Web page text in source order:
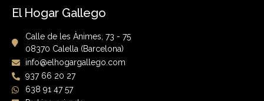
El Hogar Gallego
Calle de les Ànimes, 73 - 75
08370 Calella (Barcelona)
info@elhogargallego.com
937 66 20 27
638 91 47 57